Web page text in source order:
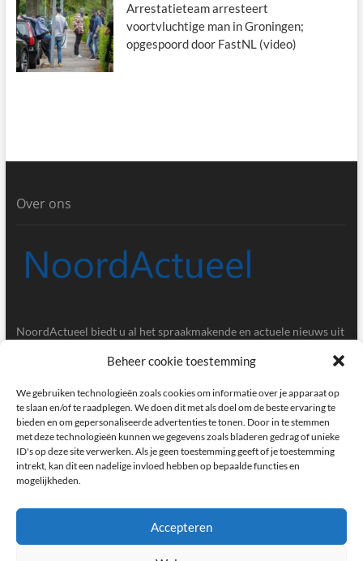
Beheer cookie toestemming
We gebruiken technologieën zoals cookies om informatie over je apparaat op
te slaan en/of te raadplegen. We doen dit met als doel om de beste ervaring te
bieden en om gepersonaliseerde advertenties te tonen. Door in te stemmen
met deze technologieën kunnen we gegevens zoals bladeren gedrag of unieke
ID's op deze site verwerken. Als je geen toestemming geeft of je toestemming
intrekt, kan dit een nadelige invloed hebben op bepaalde functies en
mogelijkheden.
Accepteren
Arrestatieteam arresteert
voortvluchtige man in Groningen;
opgespoord door FastNL (video)
Over ons
NoordActueel biedt u al het spraakmakende en actuele nieuws uit
Gegevens
Postbus 5020, 9700GA, Groningen
redactie@noordactueel.nl